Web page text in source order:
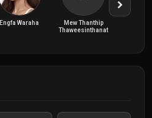
Engfa Waraha
Mew Thanthip
Thaweesinthanat